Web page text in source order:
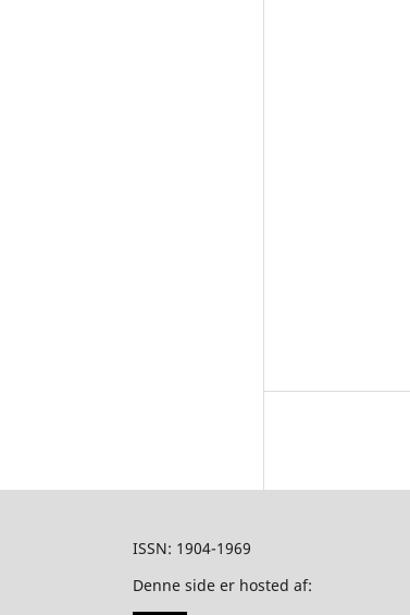
ISSN: 1904-1969
Denne side er hosted af: